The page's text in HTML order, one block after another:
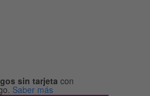
sin tarjeta con
Saber más